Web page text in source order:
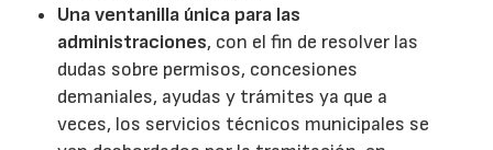
Una ventanilla única para las
administraciones, con el fin de resolver las
dudas sobre permisos, concesiones
demaniales, ayudas y trámites ya que a
veces, los servicios técnicos municipales se